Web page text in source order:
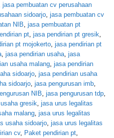
jasa pembuatan cv perusahaan
sidoarjo jasa pembuatan cv
NIB jasa pembuatan pt
pt jasa pendirian pt gresik
pt mojokerto jasa pendirian pt
jasa pendirian usaha jasa
usaha malang jasa pendirian
sidoarjo jasa pendirian usaha
sidoarjo jasa pengurusan imb
NIB jasa pengurusan tdp
gresik
jasa urus legalitas
malang jasa urus legalitas
usaha sidoarjo jasa urus legalitas
cv, Paket pendirian pt